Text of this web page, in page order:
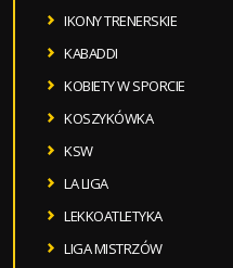
IKONY TRENERSKIE
KABADDI
KOBIETY W SPORCIE
KOSZYKÓWKA
KSW
LA LIGA
LEKKOATLETYKA
LIGA MISTRZÓW